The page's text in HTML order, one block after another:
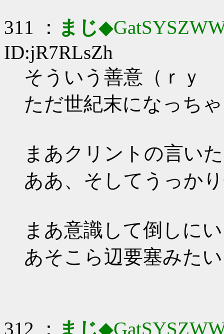
311 ： まじ
ID:jR7RLsZh
そういう善意（ｒｙ
ただ世紀末になっち
まあクリントの言い
ああ、そしてうっか
まあ意識して倒しに
あそこら辺要塞みた
312 ： まじ